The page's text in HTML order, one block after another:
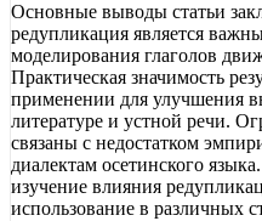
Основные выводы статьи
редупликация является
моделирования глаголов
Практическая значимость
применении для улучшения
литературе и устной речи.
связаны с недостатком
диалектам осетинского
изучение влияния
использование в различных